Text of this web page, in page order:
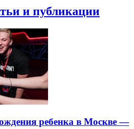
и публикации
ребенка в Москве —